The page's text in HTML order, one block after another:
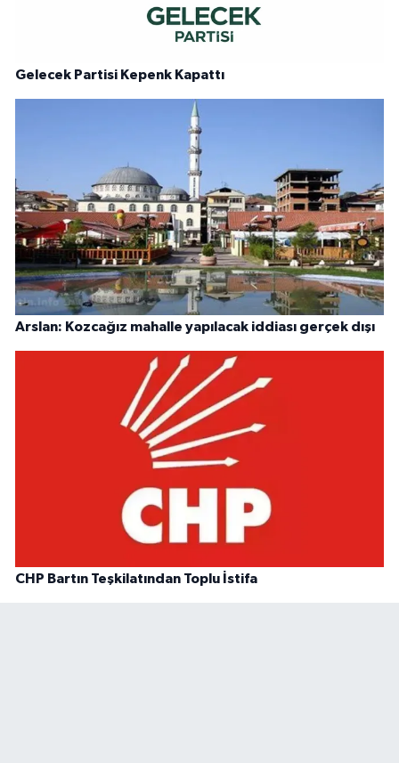
Gelecek Partisi Kepenk Kapattı
Arslan: Kozcağız mahalle yapılacak iddiası gerçek dışı
CHP Bartın Teşkilatından Toplu İstifa